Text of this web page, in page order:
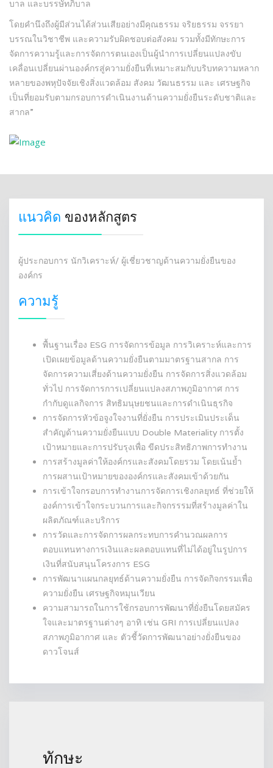
บาล และบรรษัทภิบาล
โดยคำนึงถึงผู้มีส่วนได้ส่วนเสียอย่างมีคุณธรรม จริยธรรม จรรยา
บรรณในวิชาชีพ และความรับผิดชอบต่อสังคม รวมทั้งมีทักษะการ
จัดการความรู้และการจัดการตนเองเป็นผู้นำการเปลี่ยนแปลงขับ
เคลื่อนเปลี่ยนผ่านองค์กรสู่ความยั่งยืนที่เหมาะสมกับบริบทความหลาก
หลายของพหุปัจจัยเชิงสิ่งแวดล้อม สังคม วัฒนธรรม และ เศรษฐกิจ
เป็นที่ยอมรับตามกรอบการดำเนินงานด้านความยั่งยืนระดับชาติและ
สากล”
แนวคิด ของหลักสูตร
ผู้ประกอบการ นักวิเคราะห์/ ผู้เชี่ยวชาญด้านความยั่งยืนของ
องค์กร
ความรู้
พื้นฐานเรื่อง ESG การจัดการข้อมูล การวิเคราะห์และการ
เปิดเผยข้อมูลด้านความยั่งยืนตามมาตรฐานสากล การ
จัดการความเสี่ยงด้านความยั่งยืน การจัดการสิ่งแวดล้อม
ทั่วไป การจัดการการเปลี่ยนแปลงสภาพภูมิอากาศ การ
กำกับดูแลกิจการ สิทธิมนุษยชนและการดำเนินธุรกิจ
การจัดการหัวข้อจูงใจงานที่ยั่งยืน การประเมินประเด็น
สำคัญด้านความยั่งยืนแบบ Double Materiality การตั้ง
เป้าหมายและการปรับรุงเพื่อ ขีดประสิทธิภาพการทำงาน
การสร้างมูลค่าให้องค์กรและสังคมโดยรวม โดยเน้นย้ำ
การผสานเป้าหมายขององค์กรและสังคมเข้าด้วยกัน
การเข้าใจกรอบการทำงานการจัดการเชิงกลยุทธ์ ที่ช่วยให้
องค์การเข้าใจกระบวนการและกิจกรรรมที่สร้างมูลค่าใน
ผลิตภัณฑ์และบริการ
การวัดและการจัดการผลกระทบการคำนวณผลการ
ตอบแทนทางการเงินและผลตอบแทนที่ไม่ได้อยู่ในรูปการ
เงินที่สนับสนุนโครงการ ESG
การพัฒนาแผนกลยุทธ์ด้านความยั่งยืน การจัดกิจกรรมเพื่อ
ความยั่งยืน เศรษฐกิจหมุนเวียน
ความสามารถในการใช้กรอบการพัฒนาที่ยั่งยืนโดยสมัคร
ใจและมาตรฐานต่างๆ อาทิ เช่น GRI การเปลี่ยนแปลง
สภาพภูมิอากาศ และ ตัวชี้วัดการพัฒนาอย่างยั่งยืนของ
ดาวโจนส์
ทักษะ